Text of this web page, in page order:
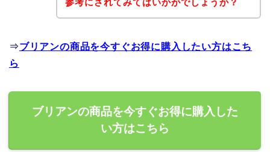
参考にされてみてはいかがでしょうか？
⇒ブリアンの商品を今すぐお得に購入したい方はこち
ら
ブリアンの商品を今すぐお得に購入した
い方はこちら